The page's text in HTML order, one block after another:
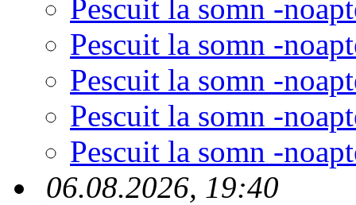
Pescuit la somn -
Pescuit la somn -
Pescuit la somn -
Pescuit la somn -
Pescuit la somn -
06.08.2026, 19:40